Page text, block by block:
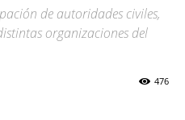
de autoridades civiles,
organizaciones del
476